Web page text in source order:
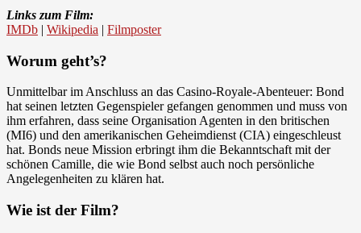
Links zum Film:
IMDb | Wikipedia | Filmposter
Worum geht’s?
Unmittelbar im Anschluss an das Casino-Royale-Abenteuer: Bond
hat seinen letzten Gegenspieler gefangen genommen und muss von
ihm erfahren, dass seine Organisation Agenten in den britischen
(MI6) und den amerikanischen Geheimdienst (CIA) eingeschleust
hat. Bonds neue Mission erbringt ihm die Bekanntschaft mit der
schönen Camille, die wie Bond selbst auch noch persönliche
Angelegenheiten zu klären hat.
Wie ist der Film?